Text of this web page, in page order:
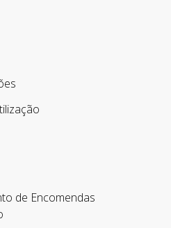
de Encomendas